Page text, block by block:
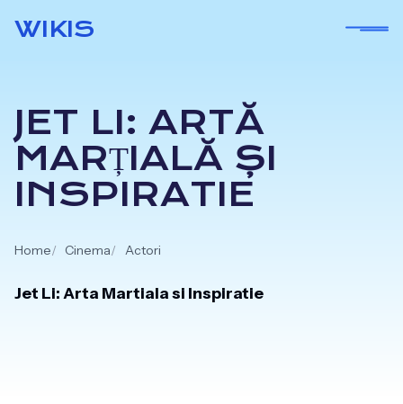
WIKIS
JET LI: ARTĂ
MARȚIALĂ ȘI
INSPIRATIE
Home Cinema Actori
Jet Li: Arta Martiala si Inspiratie